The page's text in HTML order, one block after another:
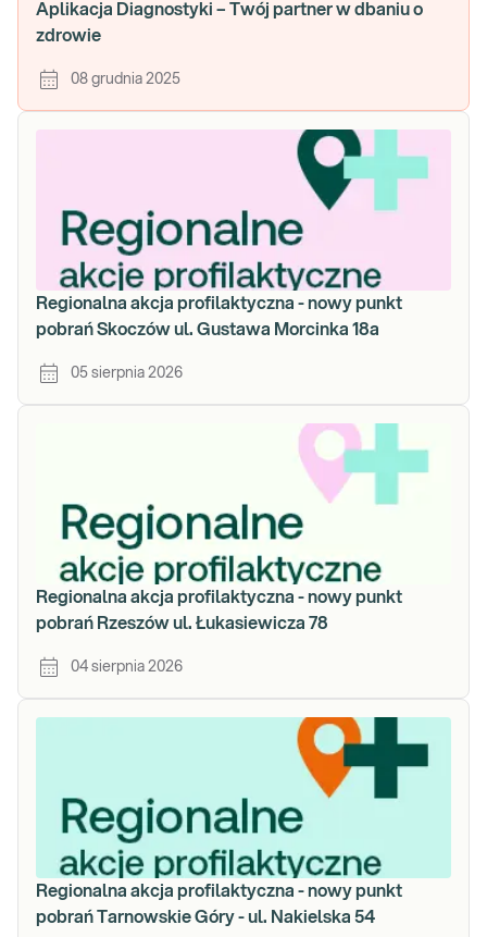
Aplikacja Diagnostyki – Twój partner w dbaniu o
zdrowie
08 grudnia 2025
Regionalna akcja profilaktyczna - nowy punkt
pobrań Skoczów ul. Gustawa Morcinka 18a
05 sierpnia 2026
Regionalna akcja profilaktyczna - nowy punkt
pobrań Rzeszów ul. Łukasiewicza 78
04 sierpnia 2026
Regionalna akcja profilaktyczna - nowy punkt
pobrań Tarnowskie Góry - ul. Nakielska 54